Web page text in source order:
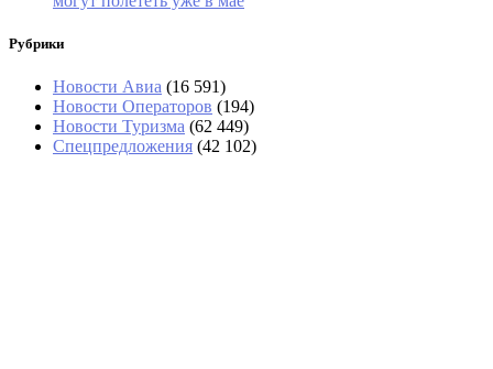
Рубрики
Новости Авиа (16 591)
Новости Операторов (194)
Новости Туризма (62 449)
Спецпредложения (42 102)